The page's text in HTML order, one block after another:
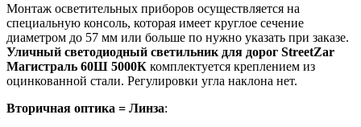
Монтаж осветительных приборов осуществляется на
специальную консоль, которая имеет круглое сечение
диаметром до 57 мм или больше по нужно указать при заказе.
Уличный светодиодный светильник для дорог StreetZar
Магистраль 60Ш 5000К комплектуется креплением из
оцинкованной стали. Регулировки угла наклона нет.
Вторичная оптика = Линза: